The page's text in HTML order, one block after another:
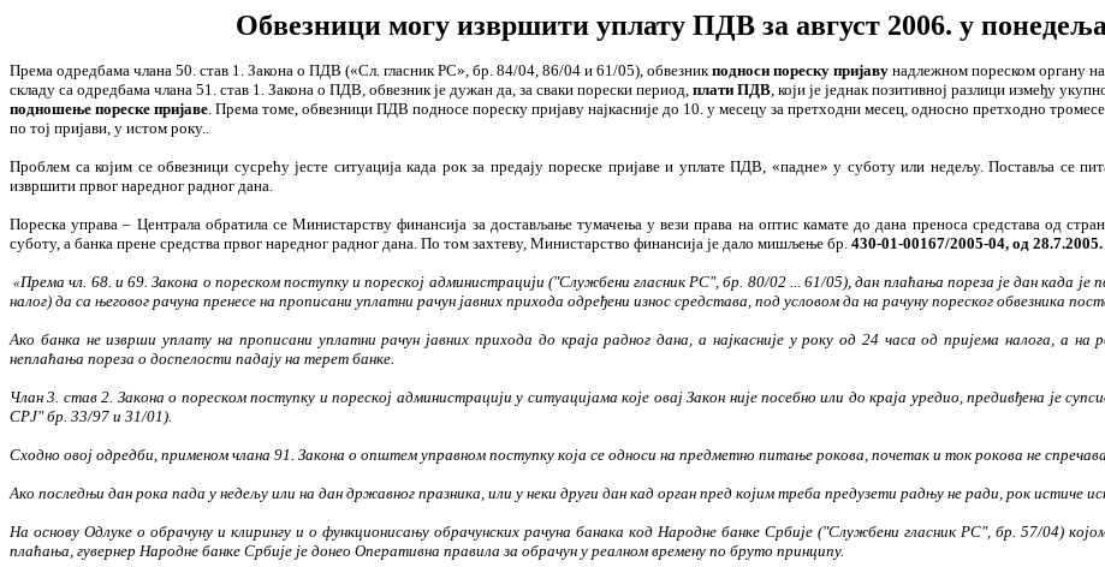
Обвезници могу извршити уплату ПДВ за август 2006. у
Према одредбама члана 50. став 1. Закона о ПДВ («Сл. гласник РС», бр. 84/04, 86/04 и 61/05), обвезникподноси пореску пријаву надлежном пореском органу
складу са одредбама члана 51. став 1. Закона о ПДВ, обвезник је дужан да, за сваки порески период, плати ПДВ, који је једнак позитивној разлици између
подношење пореске пријаве. Према томе, обвезници ПДВ подносе пореску пријаву најкасније до 10. у месецу за претходни месец, односно претходно
по тој пријави, у истом року..
Проблем са којим се обвезници сусрећу јесте ситуација када рок за предају пореске пријаве и уплате ПДВ, «падне» у суботу или недељу. Поставља се
извршити првог наредног радног дана.
Пореска управа – Централа обратила се Министарству финансија за достављање тумачења у везиправа на оптис камате до дана преноса средстава од
суботу, а банка прене средства првог наредног радног дана. По том захтеву, Министарство финансија је дало мишљење бр. 430-01-00167/2005-04, од 28.7.2005.
«Према чл. 68. и 69. Закона о пореском поступку и пореској администрацији ("Службени гласник РС", бр. 80/02 ... 61/05), дан плаћања пореза је дан када је
налог) да са његовог рачуна пренесе на прописани уплатни рачун јавних прихода одређени износ средстава, под условом да на рачуну пореског обвезника
Ако банка не изврши уплату на прописани уплатни рачун јавних прихода до краја радног дана, а најкасније у року од 24 часа од пријема налога, а на
неплаћања пореза о доспелости падају на терет банке.
Члан 3. став 2. Закона о пореском поступку и пореској администрацији у ситуацијама које овај Закон није посебно или до краја уредио, предивђена је
СРЈ" бр. 33/97 и 31/01).
Сходно овој одредби, применом члана 91. Закона о општем управном поступку која се односи на предметно питање рокова, почетак и ток рокова не
Ако последњи дан рока пада у недељу или на дан државног празника, или у неки други дан кад орган пред којим треба предузети радњу не ради, рок истиче
На основу Одлуке о обрачуну и клирингу и о функционисању обрачунских рачуна банака код Народне банке Србије ("Службени гласник РС", бр. 57/04) којом
плаћања, гувернер Народне банке Србије је донео Оперативна правила за обрачун у реалном времену по бруто принципу.